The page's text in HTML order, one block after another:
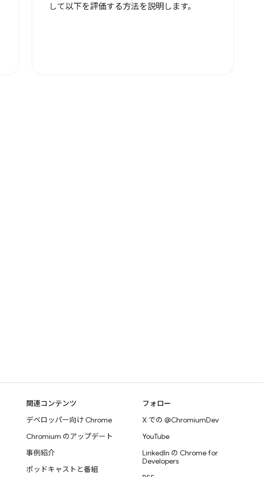
して以下を評価する方法を説明します。
関連コンテンツ
デベロッパー向け Chrome
Chromium のアップデート
事例紹介
ポッドキャストと番組
フォロー
X での @ChromiumDev
YouTube
LinkedIn の Chrome for
Developers